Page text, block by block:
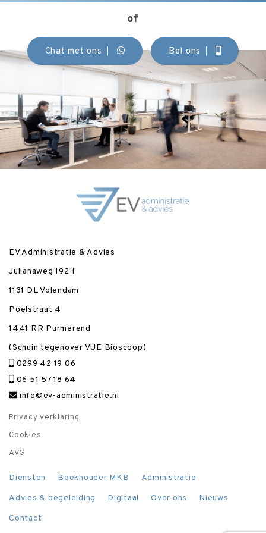
of
Chat met ons Bel ons
EV Administratie & Advies
Julianaweg 192-i
1131 DL Volendam
Poelstraat 4
1441 RR Purmerend
(Schuin tegenover VUE Bioscoop)
0299 42 19 06
06 51 57 18 64
info@ev-administratie.nl
Privacy verklaring
Cookies
AVG
Diensten Boekhouder MKB
Administratie
Advies & begeleiding
Digitaal Over ons
Nieuws
Contact